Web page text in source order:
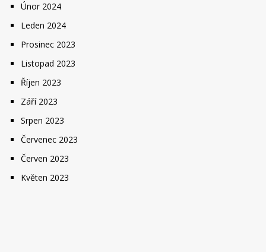
Únor 2024
Leden 2024
Prosinec 2023
Listopad 2023
Říjen 2023
Září 2023
Srpen 2023
Červenec 2023
Červen 2023
Květen 2023